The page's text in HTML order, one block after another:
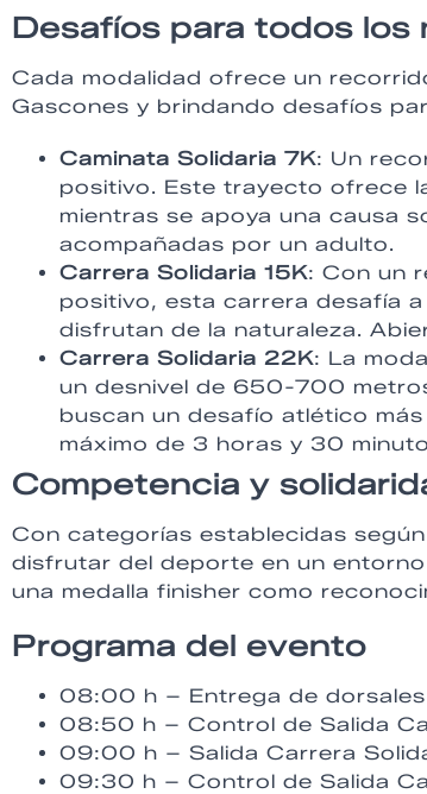
Desafíos para todos los
Cada modalidad ofrece un
Gascones y brindando desafíos
Caminata Solidaria 7K: Un
positivo. Este trayecto ofrece
mientras se apoya una causa
acompañadas por un adulto.
Carrera Solidaria 15K: Con un
positivo, esta carrera desafía
disfrutan de la naturaleza.
Carrera Solidaria 22K: La
un desnivel de 650-700
buscan un desafío atlético
máximo de 3 horas y 30
Competencia y
Con categorías establecidas
disfrutar del deporte en un
una medalla finisher como
Programa del evento
08:00 h – Entrega de
08:50 h – Control de Salida
09:00 h – Salida Carrera
09:30 h – Control de Salida